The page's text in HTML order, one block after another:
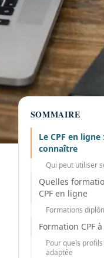
SOMMAIRE
Le CPF en
connaître
Qui peut utiliser
Quelles
CPF en ligne
Formations
Formation CPF
Pour quels
adaptée